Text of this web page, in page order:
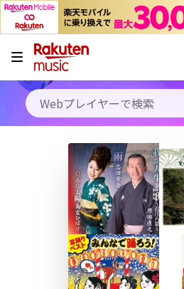
キャンペーン
料金プラン
使い方
初回30日間無料お試し